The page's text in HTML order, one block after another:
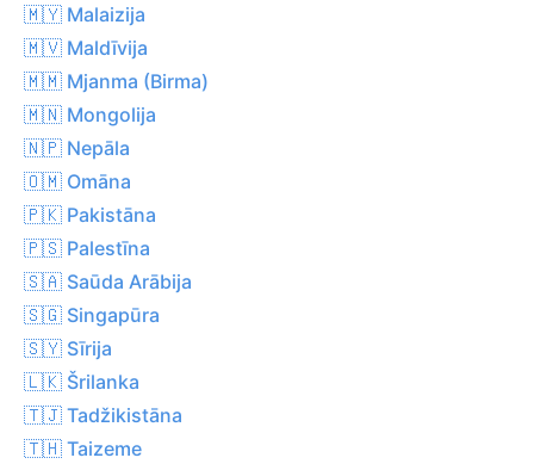
🇲🇾 Malaizija
🇲🇻 Maldīvija
🇲🇲 Mjanma (Birma)
🇲🇳 Mongolija
🇳🇵 Nepāla
🇴🇲 Omāna
🇵🇰 Pakistāna
🇵🇸 Palestīna
🇸🇦 Saūda Arābija
🇸🇬 Singapūra
🇸🇾 Sīrija
🇱🇰 Šrilanka
🇹🇯 Tadžikistāna
🇹🇭 Taizeme